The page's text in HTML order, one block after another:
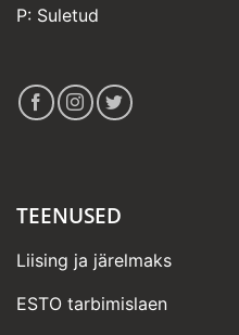
P: Suletud
TEENUSED
Liising ja järelmaks
ESTO tarbimislaen